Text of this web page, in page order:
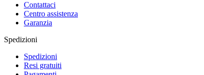
Contattaci
Centro assistenza
Garanzia
Spedizioni
Spedizioni
Resi gratuiti